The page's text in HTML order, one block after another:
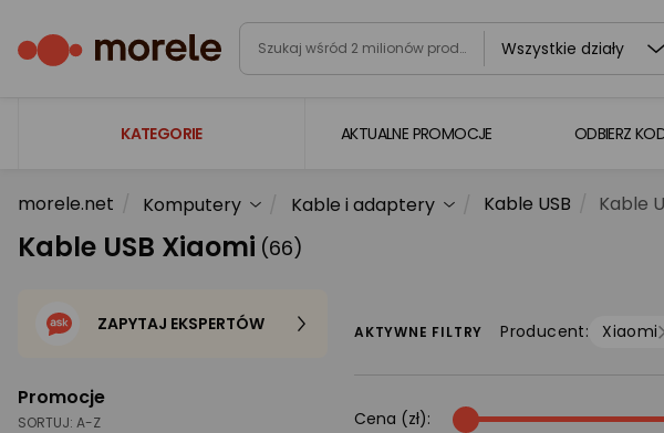
Wszystkie działy
KATEGORIE
Laptopy
Komputery
Gaming
Telewizory i audio
AKTUALNE PROMOCJE ODBIERZ
morele.net Komputery Kable i adaptery Kable USB Kable
Kable USB Xiaomi (66)
Promocje
SORTUJ: A-Z
ZAPYTAJ EKSPERTÓW AKTYWNE FILTRY Producent: Xiaomi
Cena (zł):